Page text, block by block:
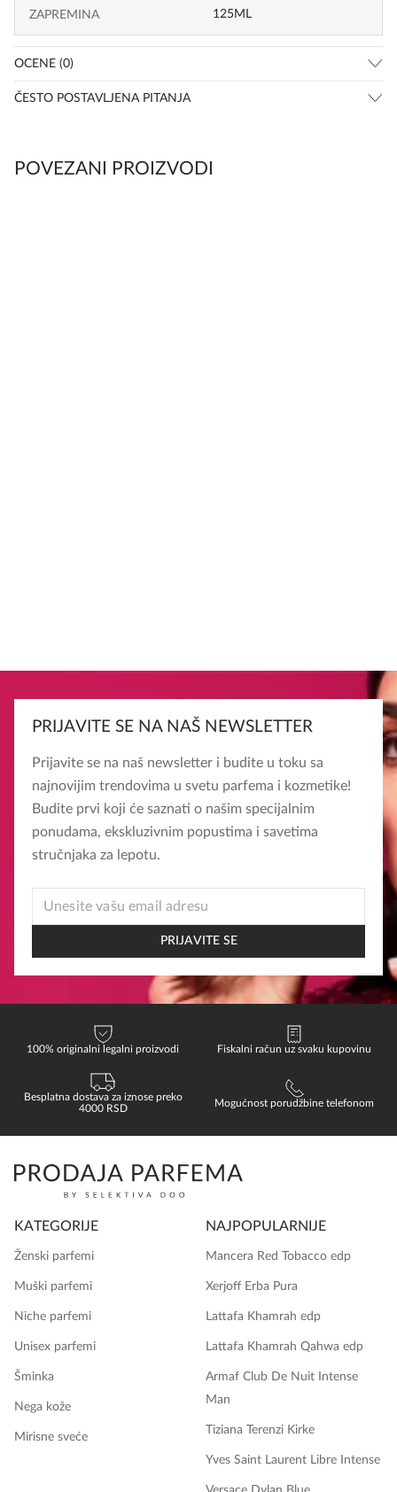
ZAPREMINA 125ML
OCENE (0)
ČESTO POSTAVLJENA PITANJA
POVEZANI PROIZVODI
PRIJAVITE SE NA NAŠ NEWSLETTER
Prijavite se na naš newsletter i budite u toku sa
najnovijim trendovima u svetu parfema i kozmetike!
Budite prvi koji će saznati o našim specijalnim
ponudama, ekskluzivnim popustima i savetima
stručnjaka za lepotu.
PRIJAVITE SE
100% originalni legalni proizvodi Fiskalni račun uz svaku kupovinu
Besplatna dostava za iznose preko
4000 RSD
Mogućnost porudžbine telefonom
KATEGORIJE
Ženski parfemi
Muški parfemi
Niche parfemi
Unisex parfemi
Šminka
Nega kože
Mirisne sveće
NAJPOPULARNIJE
Mancera Red Tobacco edp
Xerjoff Erba Pura
Lattafa Khamrah edp
Lattafa Khamrah Qahwa edp
Armaf Club De Nuit Intense
Man
Tiziana Terenzi Kirke
Yves Saint Laurent Libre Intense